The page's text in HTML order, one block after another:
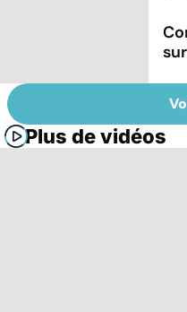
Plus de vidéos